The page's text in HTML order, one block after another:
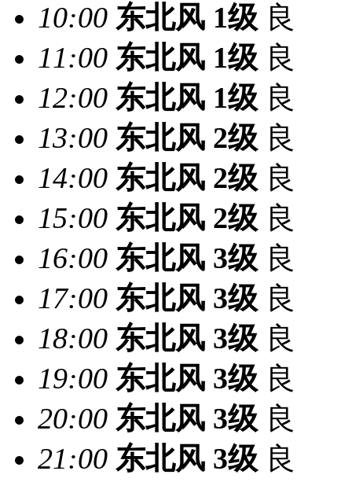
10:00 东北风 1级 良
11:00 东北风 1级 良
12:00 东北风 1级 良
13:00 东北风 2级 良
14:00 东北风 2级 良
15:00 东北风 2级 良
16:00 东北风 3级 良
17:00 东北风 3级 良
18:00 东北风 3级 良
19:00 东北风 3级 良
20:00 东北风 3级 良
21:00 东北风 3级 良